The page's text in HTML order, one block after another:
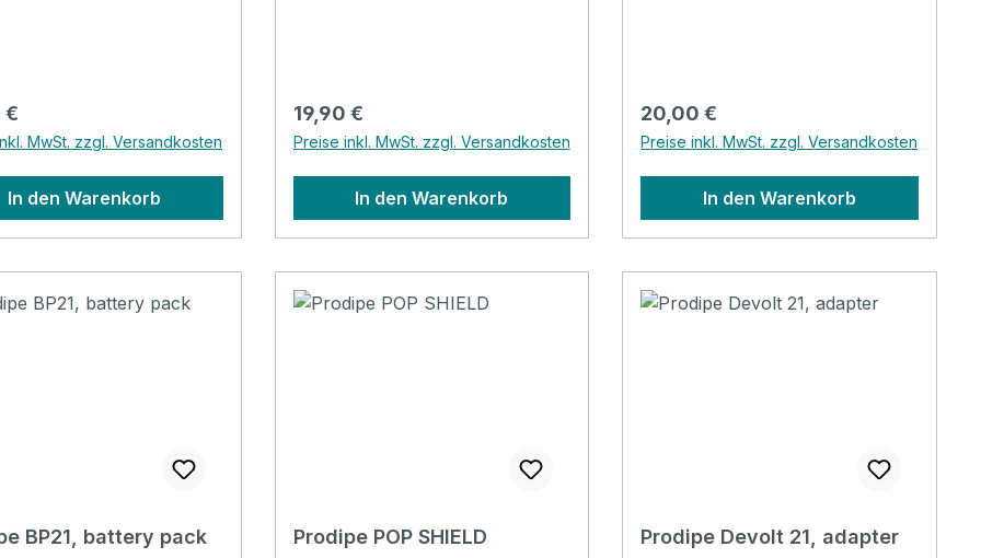
Preis:
€
MwSt. zzgl. Versandkosten
In den Warenkorb
Regulärer Preis:
19,90 €
Preise inkl. MwSt. zzgl. Versandkosten
In den Warenkorb
Regulärer Preis:
20,00 €
Preise inkl. MwSt. zzgl. Versandkosten
In den Warenkorb
BP21, battery pack Prodipe POP SHIELD Prodipe Devolt 21, adapter